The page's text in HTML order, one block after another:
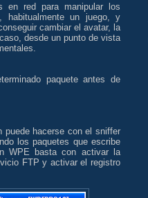
en red para manipular los
habitualmente un juego, y
cambiar el avatar, la
desde un punto de vista
paquete antes de
puede hacerse con el sniffer
los paquetes que escribe
WPE basta con activar la
FTP y activar el registro